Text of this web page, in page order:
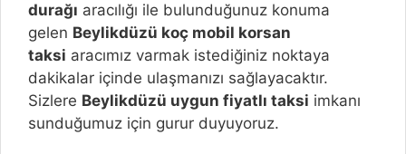
durağı aracılığı ile bulunduğunuz konuma
gelen Beylikdüzü koç mobil korsan
taksi aracımız varmak istediğiniz noktaya
dakikalar içinde ulaşmanızı sağlayacaktır.
Sizlere Beylikdüzü uygun fiyatlı taksi imkanı
sunduğumuz için gurur duyuyoruz.